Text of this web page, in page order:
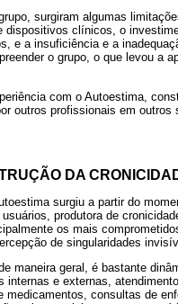
surgiram algumas
dispositivos clínicos, o
e a insuficiência e a
o grupo, o que levou a
com o Autoestima,
outros profissionais em
DA
surgiu a partir do
produtora de
os mais
de singularidades
maneira geral, é bastante
e externas,
medicamentos, consultas de